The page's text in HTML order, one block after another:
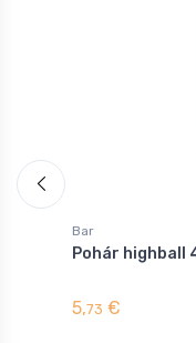
Bar
Pohár highball
5,73 €